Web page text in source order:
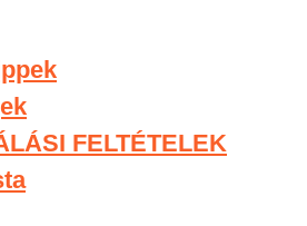
FELTÉTELEK